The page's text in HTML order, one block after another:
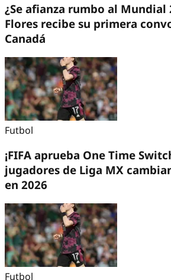
¿Se afianza rumbo al Mundial
Flores recibe su primera
Canadá
Futbol
¡FIFA aprueba One Time
jugadores de Liga MX
en 2026
Futbol